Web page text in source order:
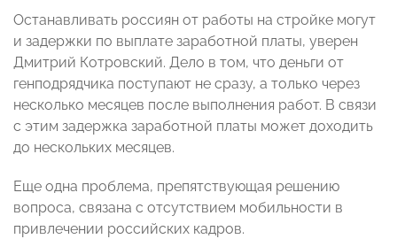
Останавливать россиян от работы на стройке могут
и задержки по выплате заработной платы, уверен
Дмитрий Котровский. Дело в том, что деньги от
генподрядчика поступают не сразу, а только через
несколько месяцев после выполнения работ. В связи
с этим задержка заработной платы может доходить
до нескольких месяцев.
Еще одна проблема, препятствующая решению
вопроса, связана с отсутствием мобильности в
привлечении российских кадров.